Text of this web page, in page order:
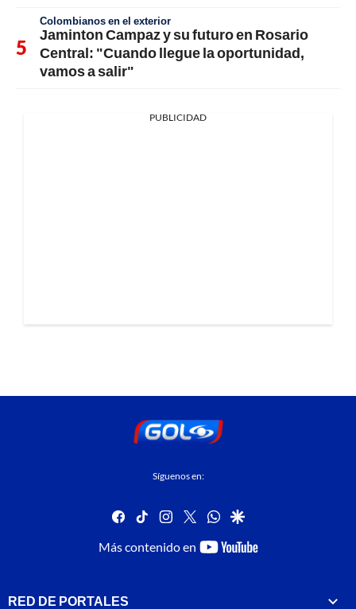
Colombianos en el exterior
Jaminton Campaz y su futuro en Rosario
Central: "Cuando llegue la oportunidad,
vamos a salir"
PUBLICIDAD
Síguenos en:
facebook
tiktok instagram
twitterwhatsapp
google
Más contenido en
youtube-
RED DE PORTALES